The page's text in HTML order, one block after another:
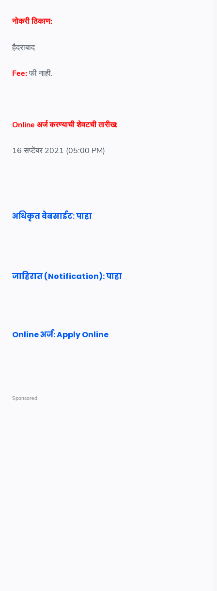
नोकरी ठिकाण:
हैदराबाद
Fee:फी नाही.
Online अर्ज करण्याची शेवटची तारीख:
16 सप्टेंबर 2021 (05:00 PM)
अधिकृत वेबसाईट: पाहा
जाहिरात (Notification): पाहा
Online अर्ज: Apply Online